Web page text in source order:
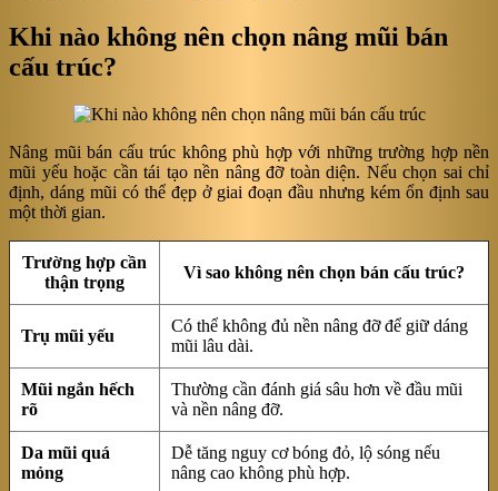
Khi nào không nên chọn nâng mũi bán
cấu trúc?
Nâng mũi bán cấu trúc không phù hợp với những trường hợp nền
mũi yếu hoặc cần tái tạo nền nâng đỡ toàn diện. Nếu chọn sai chỉ
định, dáng mũi có thể đẹp ở giai đoạn đầu nhưng kém ổn định sau
một thời gian.
Trường hợp cần
thận trọng
Vì sao không nên chọn bán cấu trúc?
Trụ mũi yếu
Có thể không đủ nền nâng đỡ để giữ dáng
mũi lâu dài.
Mũi ngắn hếch
rõ
Thường cần đánh giá sâu hơn về đầu mũi
và nền nâng đỡ.
Da mũi quá
mỏng
Dễ tăng nguy cơ bóng đỏ, lộ sóng nếu
nâng cao không phù hợp.